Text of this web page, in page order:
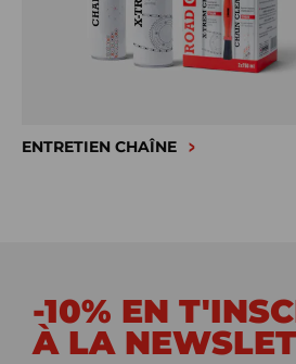
ENTRETIEN CHAÎNE
-10% EN
À LA